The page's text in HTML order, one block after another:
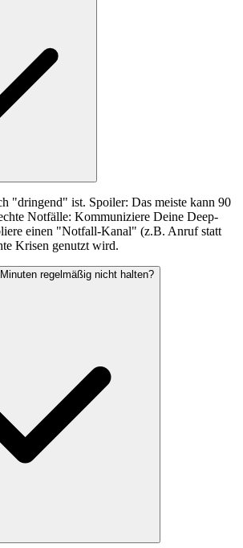
"dringend" ist. Spoiler: Das meiste kann 90
Notfälle: Kommuniziere Deine Deep-
einen "Notfall-Kanal" (z.B. Anruf statt
Krisen genutzt wird.
regelmäßig nicht halten?